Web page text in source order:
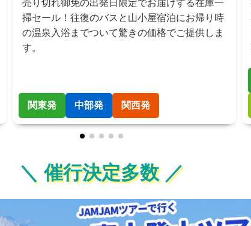
売り切れ御免の出発日限定でお届けする在庫一
掃セール！往復のバスと山小屋宿泊にお帰り時
の温泉入浴までついて驚きの価格でご提供しま
す。
関東発 中部発 関西発
＼ 催行決定多数 ／